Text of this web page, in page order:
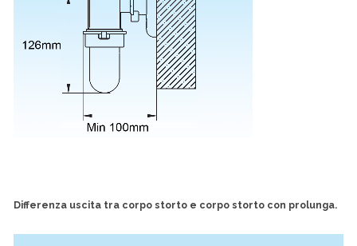
Differenza uscita tra corpo storto e corpo storto con prolunga.